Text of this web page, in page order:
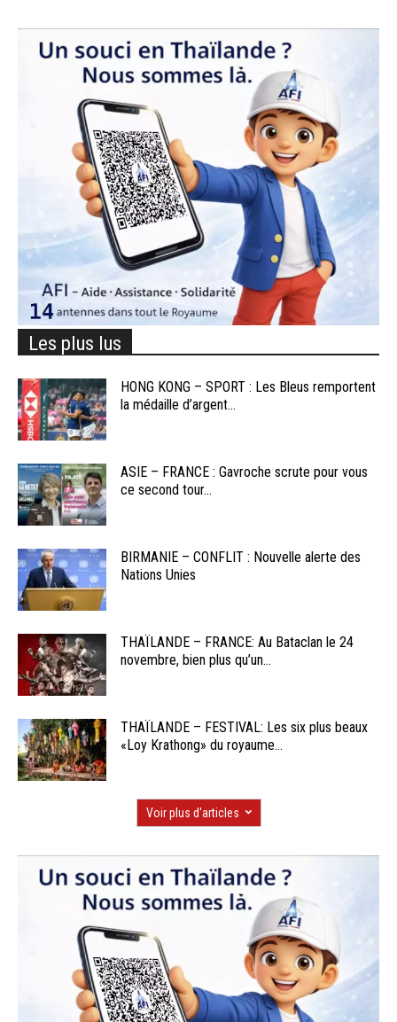
Les plus lus
HONG KONG – SPORT : Les Bleus remportent
la médaille d’argent...
ASIE – FRANCE : Gavroche scrute pour vous
ce second tour...
BIRMANIE – CONFLIT : Nouvelle alerte des
Nations Unies
THAÏLANDE – FRANCE: Au Bataclan le 24
novembre, bien plus qu’un...
THAÏLANDE – FESTIVAL: Les six plus beaux
«Loy Krathong» du royaume...
Voir plus d'articles